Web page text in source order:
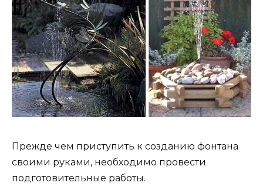
Прежде чем приступить к созданию фонтана
своими руками, необходимо провести
подготовительные работы.